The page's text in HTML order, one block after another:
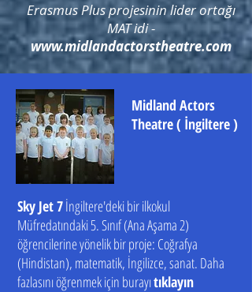
Erasmus Plus projesinin lider ortağı
MAT idi -
www.midlandactorstheatre.com
Midland Actors
Theatre( İngiltere)
Sky Jet 7İngiltere'deki bir ilkokul
Müfredatındaki 5. Sınıf (Ana Aşama 2)
öğrencilerine yönelik bir proje: Coğrafya
(Hindistan), matematik, İngilizce, sanat. Daha
fazlasını öğrenmek için burayıtıklayın